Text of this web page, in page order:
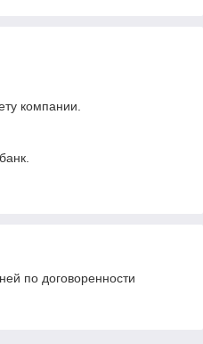
компании.
по договоренности